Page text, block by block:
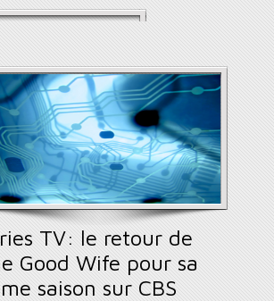
TV: le retour de
Good Wife pour sa
saison sur CBS